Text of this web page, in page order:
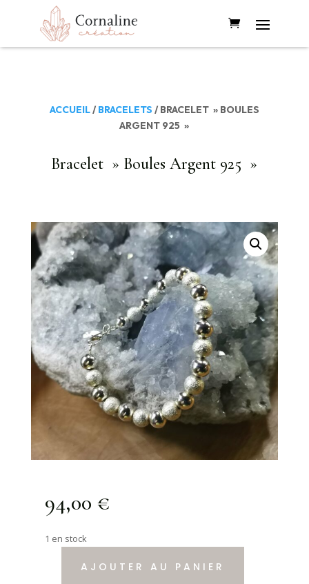
ACCUEIL/ BRACELETS / BRACELET » BOULES
ARGENT 925 »
Bracelet » Boules Argent 925 »
94,00 €
1 en stock
quantité
AJOUTER AU PANIER